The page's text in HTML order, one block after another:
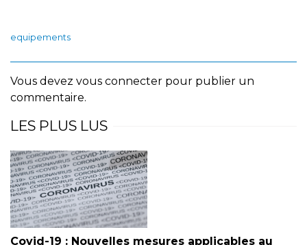
equipements
Vous devez vous connecter pour publier un
commentaire.
LES PLUS LUS
Covid-19 : Nouvelles mesures applicables au